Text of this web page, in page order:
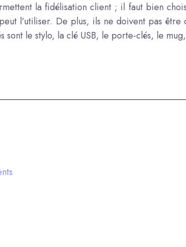
la fidélisation client ; il faut bien
l’utiliser. De plus, ils ne doivent pas
sont le stylo, la clé USB, le porte-clés, le